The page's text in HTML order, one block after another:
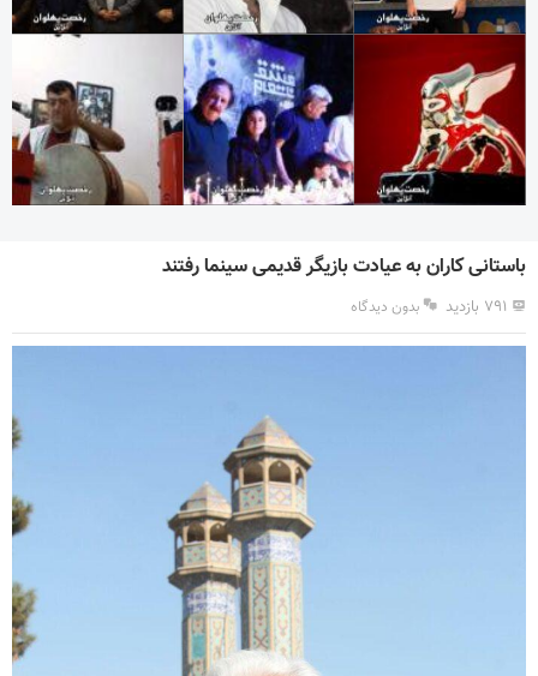
باستانی کاران به عیادت بازیگر قدیمی سینما رفتند
۷۹۱ بازدید بدون دیدگاه